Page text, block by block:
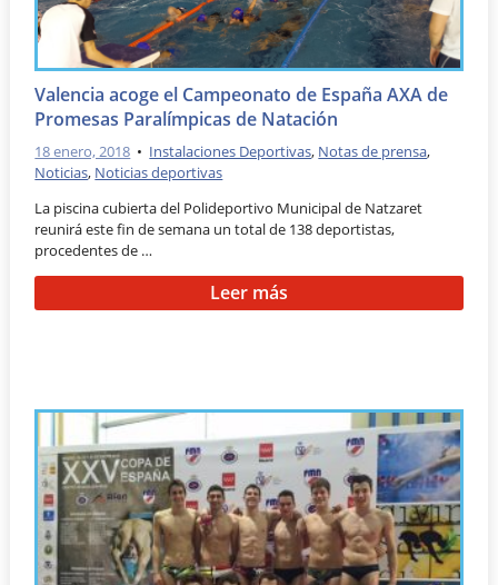
Valencia acoge el Campeonato de España AXA de
Promesas Paralímpicas de Natación
18 enero, 2018 • Instalaciones Deportivas, Notas de prensa,
Noticias, Noticias deportivas
La piscina cubierta del Polideportivo Municipal de Natzaret
reunirá este fin de semana un total de 138 deportistas,
procedentes de …
Leer más